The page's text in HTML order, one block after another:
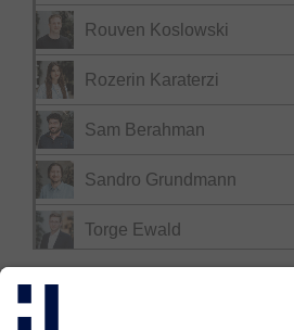
Rouven Koslowski
Rozerin Karaterzi
Sam Berahman
Sandro Grundmann
Torge Ewald